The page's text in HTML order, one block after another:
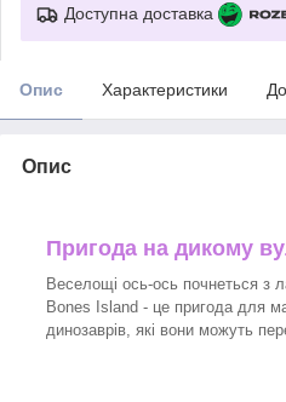
Доступна доставка
Опис Характеристики
Опис
Пригода на дикому
Веселощі ось-ось почнеться з
Bones Island - це пригода для
динозаврів, які вони можуть